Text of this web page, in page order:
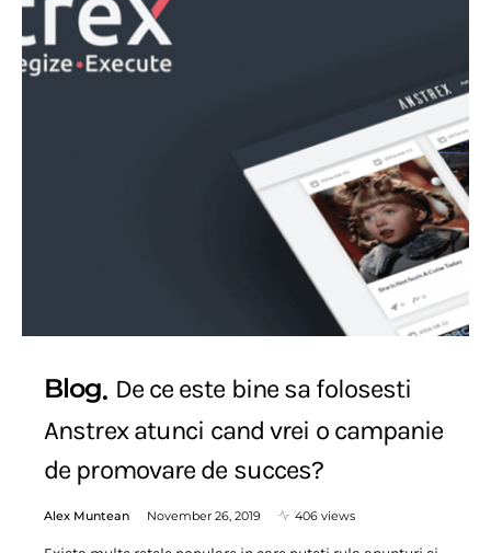
Blog De ce este bine sa folosesti
Anstrex atunci cand vrei o campanie
de promovare de succes?
Alex Muntean November 26, 2019 406 views